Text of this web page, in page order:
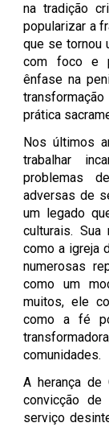
na tradição
popularizar a
que se tornou
com foco e
ênfase na
prática
Nos últimos
trabalhar
problemas
adversas de
um legado
culturais. Sua
como a igreja
numerosas
como um
muitos, ele
como a fé
comunidades.
A herança de
convicção de
serviço